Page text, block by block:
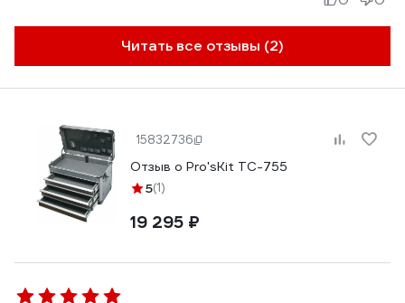
Читать все отзывы (2)
15832736
Отзыв о Pro'sKit TC-755
5(1)
19 295 ₽